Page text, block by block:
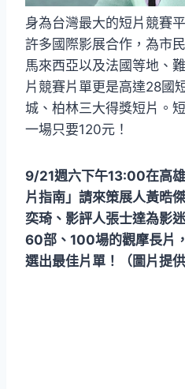
身為台灣最大的短片競賽
許多國際影展合作，為市
馬來西亞以及法國等地、
片競賽片單更是高達28國
城、柏林三大得獎短片。
一場只要120元！
9/21週六下午13:00在高
片指南」請來策展人黃晧
奕琦、影評人張士達為影
60部、100場的觀摩長片
選出最佳片單！（圖片提